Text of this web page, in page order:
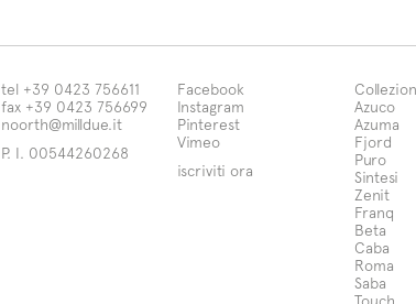
tel +39 0423 756611
fax +39 0423 756699
noorth@milldue.it
P. I. 00544260268
Facebook
Instagram
Pinterest
Vimeo
iscriviti ora
Azuco
Azuma
Fjord
Puro
Sintesi
Zenit
Franq
Beta
Caba
Roma
Saba